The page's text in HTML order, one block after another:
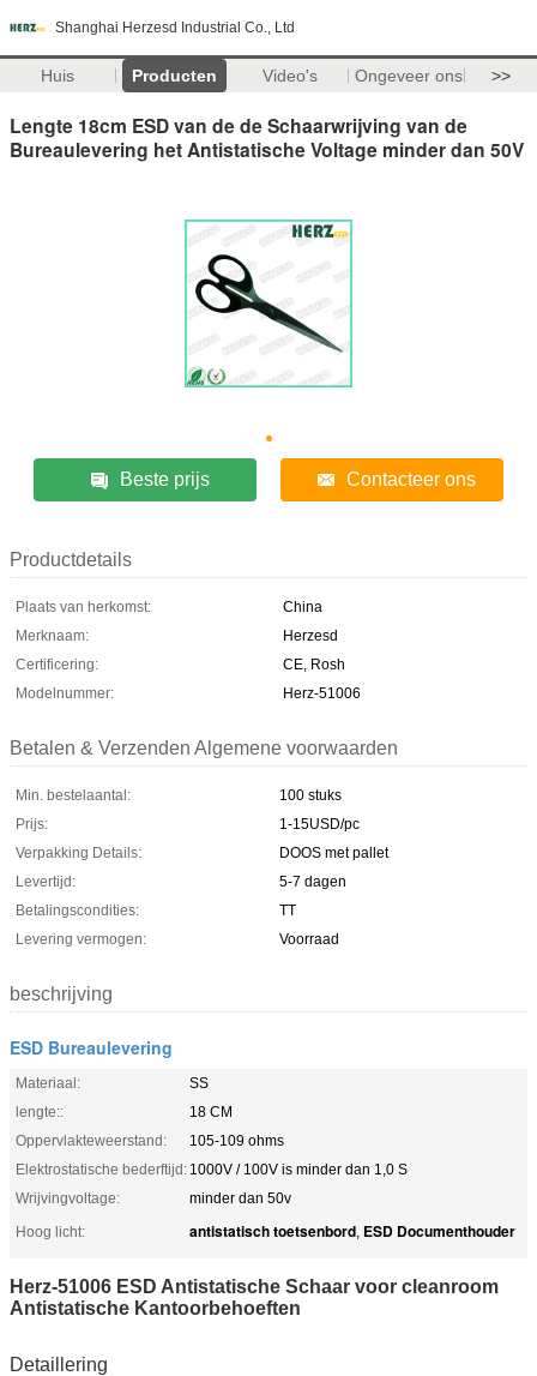
Shanghai Herzesd Industrial Co., Ltd
Huis Producten Video's Ongeveer ons >>
Lengte 18cm ESD van de de Schaarwrijving van de
Bureaulevering het Antistatische Voltage minder dan 50V
Beste prijs Contacteer ons
Productdetails
Plaats van herkomst:
China
Merknaam:
Herzesd
Certificering:
CE, Rosh
Modelnummer:
Herz-51006
Betalen & Verzenden Algemene voorwaarden
Min. bestelaantal:
100 stuks
Prijs:
1-15USD/pc
Verpakking Details:
DOOS met pallet
Levertijd:
5-7 dagen
Betalingscondities:
TT
Levering vermogen:
Voorraad
beschrijving
ESD Bureaulevering
Materiaal:
SS
lengte::
18 CM
Oppervlakteweerstand:
105-109 ohms
Elektrostatische bederftijd: 1000V / 100V is minder dan 1,0 S
Wrijvingvoltage:
minder dan 50v
Hoog licht:
antistatisch toetsenbord, ESD Documenthouder
Herz-51006 ESD Antistatische Schaar voor cleanroom
Antistatische Kantoorbehoeften
Detaillering